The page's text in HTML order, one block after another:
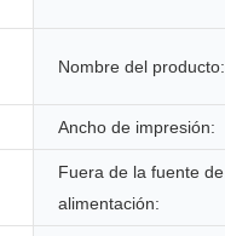
Nombre del producto:
Ancho de impresión:
Fuera de la fuente de
alimentación: